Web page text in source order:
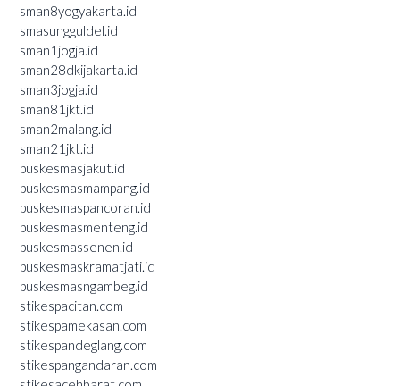
sman8yogyakarta.id
smasungguldel.id
sman1jogja.id
sman28dkijakarta.id
sman3jogja.id
sman81jkt.id
sman2malang.id
sman21jkt.id
puskesmasjakut.id
puskesmasmampang.id
puskesmaspancoran.id
puskesmasmenteng.id
puskesmassenen.id
puskesmaskramatjati.id
puskesmasngambeg.id
stikespacitan.com
stikespamekasan.com
stikespandeglang.com
stikespangandaran.com